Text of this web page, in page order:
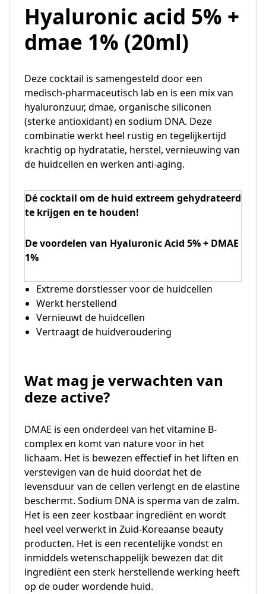
Hyaluronic acid 5% +
dmae 1% (20ml)
Deze cocktail is samengesteld door een
medisch-pharmaceutisch lab en is een mix van
hyaluronzuur, dmae, organische siliconen
(sterke antioxidant) en sodium DNA. Deze
combinatie werkt heel rustig en tegelijkertijd
krachtig op hydratatie, herstel, vernieuwing van
de huidcellen en werken anti-aging.
Dé cocktail om de huid extreem gehydrateerd
te krijgen en te houden!
De voordelen van Hyaluronic Acid 5% + DMAE
1%
Extreme dorstlesser voor de huidcellen
Werkt herstellend
Vernieuwt de huidcellen
Vertraagt de huidveroudering
Wat mag je verwachten van
deze active?
DMAE is een onderdeel van het vitamine B-
complex en komt van nature voor in het
lichaam. Het is bewezen effectief in het liften en
verstevigen van de huid doordat het de
levensduur van de cellen verlengt en de elastine
beschermt. Sodium DNA is sperma van de zalm.
Het is een zeer kostbaar ingrediënt en wordt
heel veel verwerkt in Zuid-Koreaanse beauty
producten. Het is een recentelijke vondst en
inmiddels wetenschappelijk bewezen dat dit
ingrediënt een sterk herstellende werking heeft
op de ouder wordende huid.